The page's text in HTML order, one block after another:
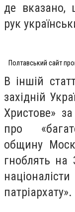
де вказано,
рук
Полтавський сайт
В іншій
західній
Христове»
про
общину
гноблять на
патріархату».